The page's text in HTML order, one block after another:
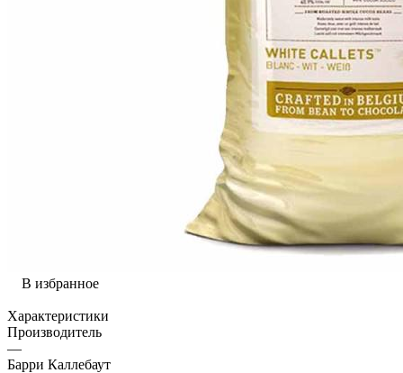
В избранное
Характеристики
Производитель
—
Барри Каллебаут